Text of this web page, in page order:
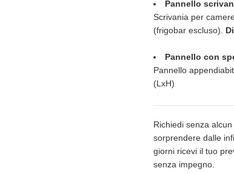
Pannello
Scrivania per
(frigobar escluso).
Pannello con
Pannello
(LxH)
Richiedi senza
sorprendere dalle
giorni ricevi il tuo
senza impegno.